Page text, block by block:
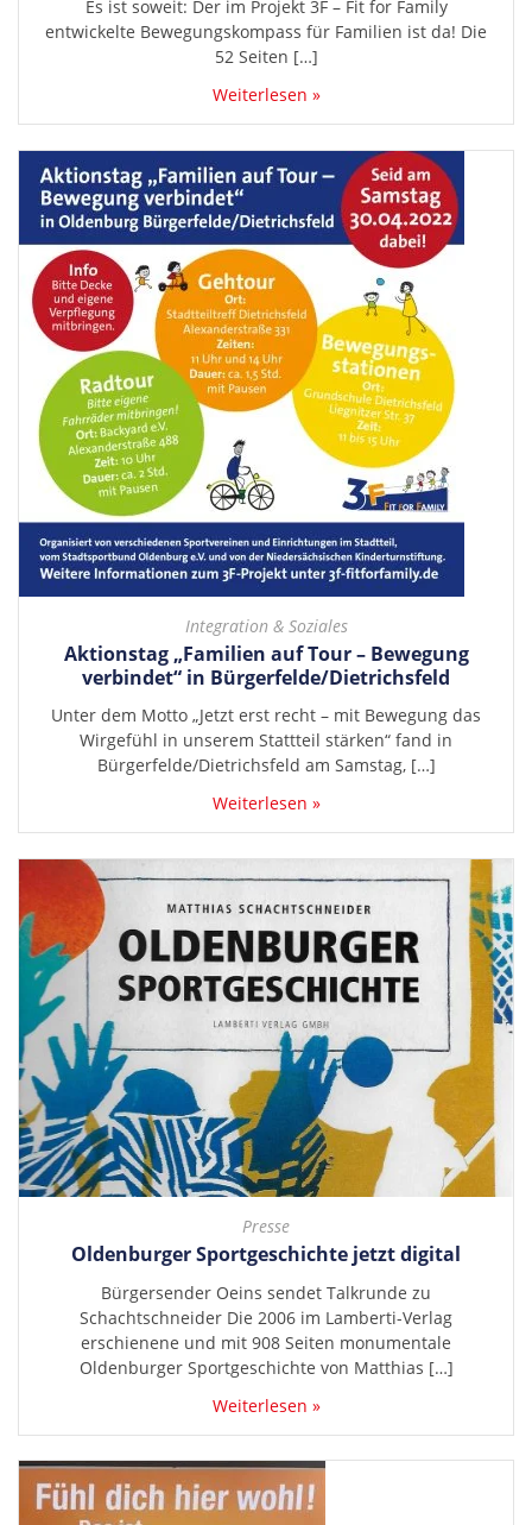
Es ist soweit: Der im Projekt 3F – Fit for Family
entwickelte Bewegungskompass für Familien ist da! Die
52 Seiten […]
Weiterlesen »
Integration & Soziales
Aktionstag „Familien auf Tour – Bewegung
verbindet“ in Bürgerfelde/Dietrichsfeld
Unter dem Motto „Jetzt erst recht – mit Bewegung das
Wirgefühl in unserem Stattteil stärken“ fand in
Bürgerfelde/Dietrichsfeld am Samstag, […]
Weiterlesen »
Presse
Oldenburger Sportgeschichte jetzt digital
Bürgersender Oeins sendet Talkrunde zu
Schachtschneider Die 2006 im Lamberti-Verlag
erschienene und mit 908 Seiten monumentale
Oldenburger Sportgeschichte von Matthias […]
Weiterlesen »